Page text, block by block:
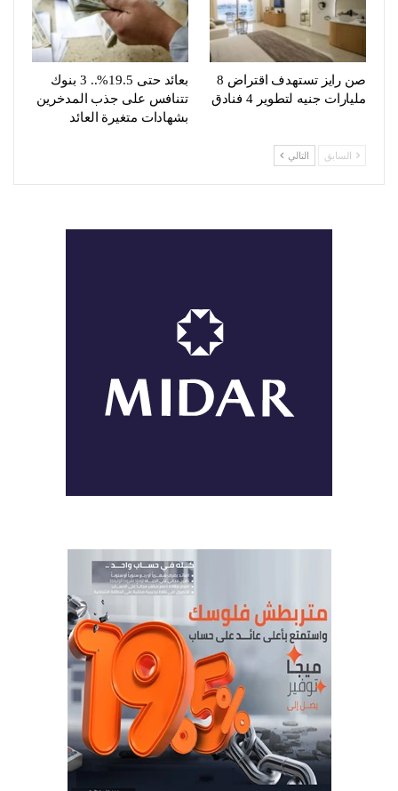
صن رايز تستهدف اقتراض 8
مليارات جنيه لتطوير 4 فنادق
بعائد حتى 19.5%.. 3 بنوك
تتنافس على جذب المدخرين
بشهادات متغيرة العائد
السابق التالي